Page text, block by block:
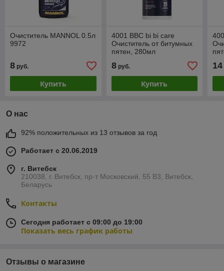
Очиститель MANNOL 0.5л
9972
8 руб.
Купить
4001 BBC bi bi care
Очиститель от битумных
пятен, 280мл
8руб.
Купить
14
О нас
92% положительных из 13 отзывов за год
Работает с 20.06.2019
г. Витебск
210038, г. Витебск, пр-т Московский, 55 B3, Витебск,
Беларусь
Контакты
Сегодня работает с 09:00 до 19:00
Показать весь график работы
Отзывы о магазине